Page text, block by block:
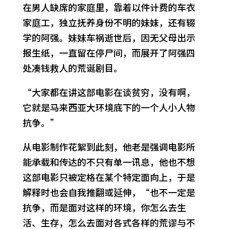
在男人缺席的家庭里，靠着以件计费的车衣
家庭工，独立抚养身份不明的妹妹，还有辍
学的阿强。妹妹车祸逝世后，因无父母出示
报生纸，一直留在停尸间，而展开了阿强四
处凑钱救人的荒诞剧目。
“大家都在讲这部电影在谈贫穷，没有啊，
它就是马来西亚大环境底下的一个人小人物
抗争。”
从电影制作花絮到此刻，他老是强调电影所
能承载和传达的不只有单一讯息，他也不想
这部电影只被定格在某个特定面向上，于是
解释时也会自我推翻或延伸，“也不一定是
抗争，而是面对这样的环境，你怎么去生
活、生存，怎么去面对各式各样的荒谬与不